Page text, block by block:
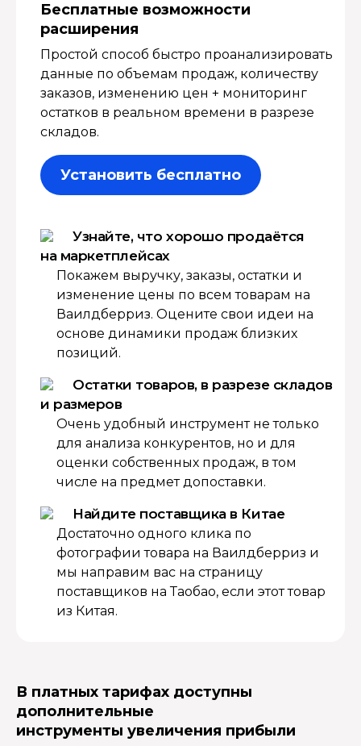
Бесплатные возмож­ности
расширения
Простой способ быстро проанализировать
данные по объемам продаж, количеству
заказов, изменению цен + мониторинг
остатков в реальном времени в разрезе
складов.
Установить бесплатно
Узнайте, что хорошо продаётся
на маркетплейсах
Покажем выручку, заказы, остатки и
изменение цены по всем товарам на
Ваилдберриз. Оцените свои идеи на
основе динамики продаж близких
позиций.
Остатки товаров, в разрезе складов
и размеров
Очень удобный инструмент не только
для анализа конкурентов, но и для
оценки собственных продаж, в том
числе на предмет допоставки.
Найдите поставщика в Китае
Достаточно одного клика по
фотографии товара на Ваилдберриз и
мы направим вас на страницу
поставщиков на Таобао, если этот товар
из Китая.
В платных тарифах доступны
дополнительные
инструменты увеличения прибыли